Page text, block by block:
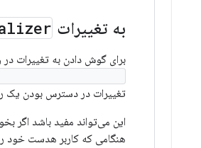
به تغییرات
برای گوش دادن به تغییرات
تغییرات در دسترس بودن یک
این می‌تواند مفید باشد اگر
هنگامی که کاربر هدست خود